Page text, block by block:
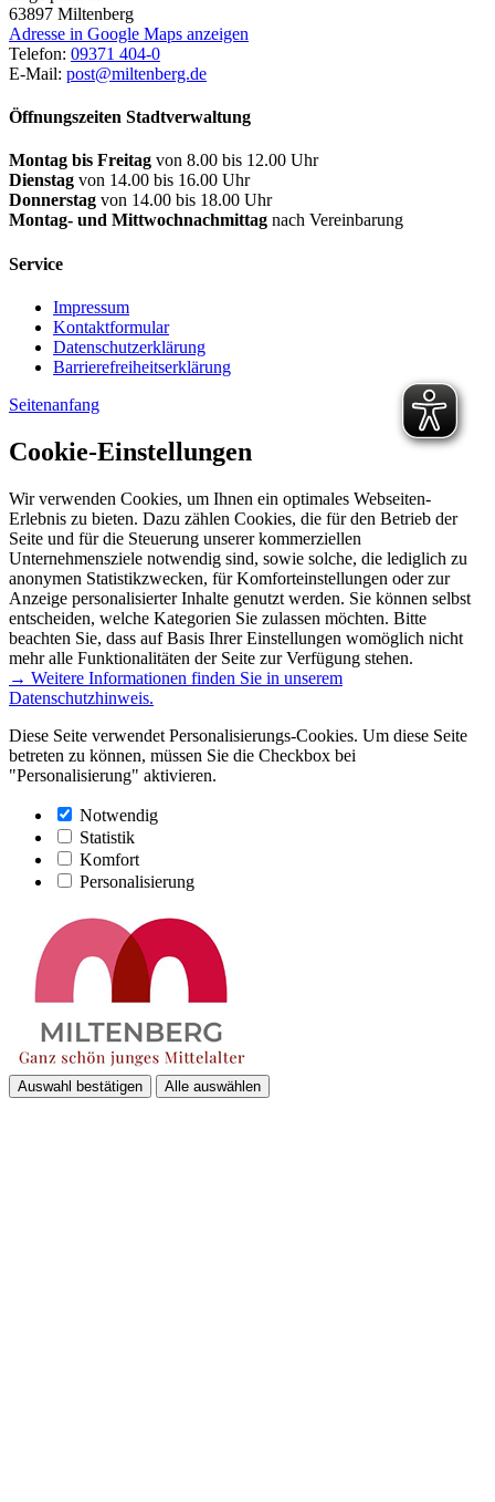
63897 Miltenberg
Adresse in Google Maps anzeigen
Telefon: 09371 404-0
E-Mail: post@miltenberg.de
Öffnungszeiten Stadtverwaltung
Montag bis Freitag von 8.00 bis 12.00 Uhr
Dienstag von 14.00 bis 16.00 Uhr
Donnerstag von 14.00 bis 18.00 Uhr
Montag- und Mittwochnachmittag nach Vereinbarung
Service
Impressum
Kontaktformular
Datenschutzerklärung
Barrierefreiheitserklärung
Seitenanfang
Cookie-Einstellungen
Wir verwenden Cookies, um Ihnen ein optimales Webseiten-
Erlebnis zu bieten. Dazu zählen Cookies, die für den Betrieb der
Seite und für die Steuerung unserer kommerziellen
Unternehmensziele notwendig sind, sowie solche, die lediglich zu
anonymen Statistikzwecken, für Komforteinstellungen oder zur
Anzeige personalisierter Inhalte genutzt werden. Sie können selbst
entscheiden, welche Kategorien Sie zulassen möchten. Bitte
beachten Sie, dass auf Basis Ihrer Einstellungen womöglich nicht
mehr alle Funktionalitäten der Seite zur Verfügung stehen.
→ Weitere Informationen finden Sie in unserem
Datenschutzhinweis.
Diese Seite verwendet Personalisierungs-Cookies. Um diese Seite
betreten zu können, müssen Sie die Checkbox bei
"Personalisierung" aktivieren.
Notwendig
Statistik
Komfort
Personalisierung
Auswahl bestätigen Alle auswählen